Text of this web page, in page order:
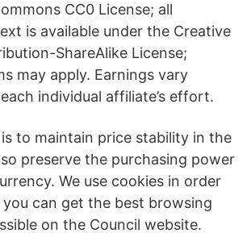
CC0 License; all
is available under the Creative
ShareAlike License;
may apply. Earnings vary
individual affiliate’s effort.
to maintain price stability in the
preserve the purchasing power
We use cookies in order
can get the best browsing
on the Council website.